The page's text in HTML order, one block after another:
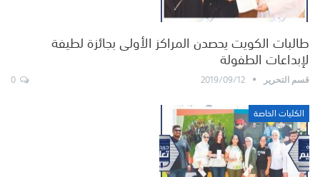
طالبات الكويت يحصدن المراكز الأولى بجائزة لطيفة
لإبداعات الطفولة
قسم التحرير 2019/09/12
الكليات الخاصة